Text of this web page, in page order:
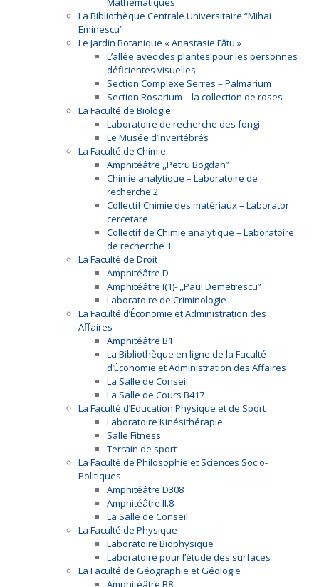
La Bibliothèque Centrale Universitaire “Mihai
Eminescu”
Le Jardin Botanique « Anastasie Fătu »
L’allée avec des plantes pour les personnes
déficientes visuelles
Section Complexe Serres – Palmarium
Section Rosarium – la collection de roses
La Faculté de Biologie
Laboratoire de recherche des fongi
Le Musée d’Invertébrés
La Faculté de Chimie
Amphitéâtre ,,Petru Bogdan”
Chimie analytique – Laboratoire de
recherche 2
Collectif Chimie des matériaux – Laborator
cercetare
Collectif de Chimie analytique – Laboratoire
de recherche 1
La Faculté de Droit
Amphitéâtre D
Amphitéâtre I(1)- ,,Paul Demetrescu”
Laboratoire de Criminologie
La Faculté d’Économie et Administration des
Affaires
Amphitéâtre B1
La Bibliothèque en ligne de la Faculté
d’Économie et Administration des Affaires
La Salle de Conseil
La Salle de Cours B417
La Faculté d’Education Physique et de Sport
Laboratoire Kinésithérapie
Salle Fitness
Terrain de sport
La Faculté de Philosophie et Sciences Socio-
Politiques
Amphitéâtre D308
Amphitéâtre II.8
La Salle de Conseil
La Faculté de Physique
Laboratoire Biophysique
Laboratoire pour l’étude des surfaces
La Faculté de Géographie et Géologie
Amphitéâtre B8